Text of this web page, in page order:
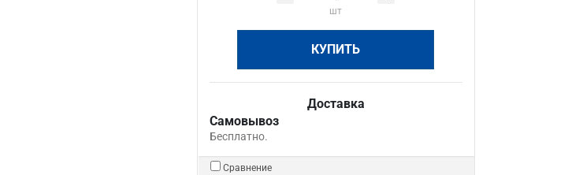
шт
КУПИТЬ
Доставка
Самовывоз
Бесплатно.
Сравнение